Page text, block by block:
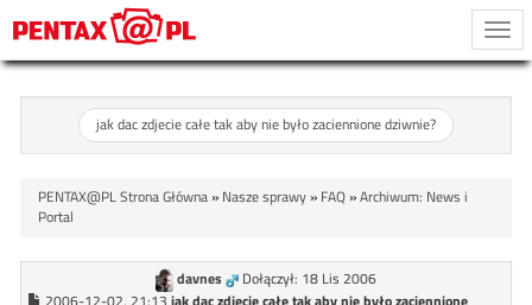
jak dac zdjecie całe tak aby nie było zaciennione dziwnie?
PENTAX@PL Strona Główna» Nasze sprawy» FAQ»Archiwum: News i
Portal
davnes
Dołączył: 18 Lis 2006